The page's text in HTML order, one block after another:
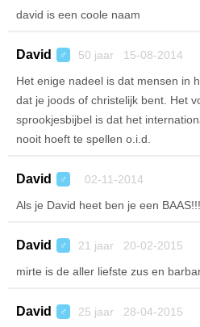
david is een coole naam
David ♂ 50 jaar 15-08-2014
Het enige nadeel is dat mensen in
dat je joods of christelijk bent. Het
sprookjesbijbel is dat het
nooit hoeft te spellen o.i.d.
David ♂ 02-11-2014
Als je David heet ben je een BAAS!!!
David ♂ 21 jaar 20-02-2015
mirte is de aller liefste zus en
David ♂ 25 jaar 28-04-2015